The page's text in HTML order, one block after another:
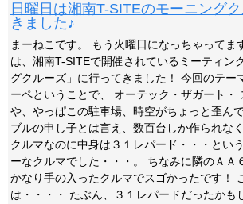
日曜日は湘南T-SITEのモーニング
きました♪
まーねこです。 もう火曜日になっちゃってま
は、湘南T-SITEで開催されているミーティン
グクルーズ」に行ってきました！ 今回のテー
ーペということで、 オーテック・ザガート・
や、やっぱこの駐車場、時空がちょっと歪ん
ブルの申し子とは言え、数百台しか作られな
クルマなのに中身は３１レパード・・・とい
ーなクルマでした・・・。 ちなみに隣のＡＡ
かなり手の入ったクルマでスゴかったです！
は・・・・ たぶん、３１レパードだったかも